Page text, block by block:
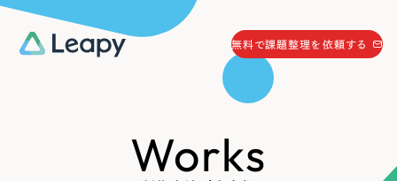
無料で課題整理を依頼する
058-215-0066
24時間受付
資料請求する
Works